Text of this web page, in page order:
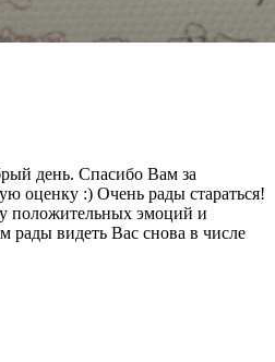
день. Спасибо Вам за
оценку :) Очень рады стараться!
положительных эмоций и
рады видеть Вас снова в числе